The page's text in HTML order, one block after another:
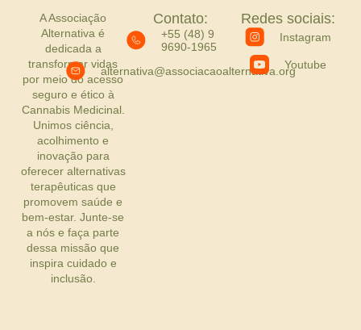
A Associação
Alternativa é
dedicada a
transformar vidas
por meio do acesso
seguro e ético à
Cannabis Medicinal.
Unimos ciência,
acolhimento e
inovação para
oferecer alternativas
terapêuticas que
promovem saúde e
bem-estar. Junte-se
a nós e faça parte
dessa missão que
inspira cuidado e
inclusão.
Contato:
+55 (48) 9
9690-1965
alternativa@associacaoalternativa.org
Redes sociais:
Instagram
Youtube